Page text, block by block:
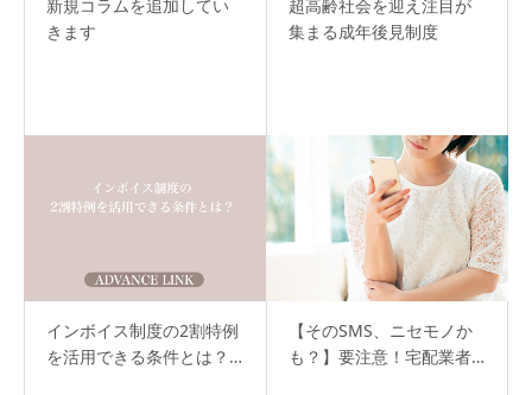
新規コラムを追加してい
きます
超高齢社会を迎え注目が
集まる成年後見制度
インボイス制度の2割特例
を活用できる条件とは？…
【そのSMS、ニセモノか
も？】要注意！宅配業者…